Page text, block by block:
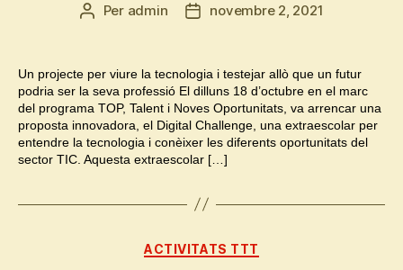
Autor
Per admin
Datanovembre 2, 2021
Un projecte per viure la tecnologia i testejar allò que un futur
podria ser la seva professió El dilluns 18 d’octubre en el marc
del programa TOP, Talent i Noves Oportunitats, va arrencar una
proposta innovadora, el Digital Challenge, una extraescolar per
entendre la tecnologia i conèixer les diferents oportunitats del
sector TIC. Aquesta extraescolar […]
Categories
ACTIVITATS TTT